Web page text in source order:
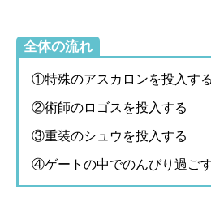
全体の流れ
①特殊のアスカロンを投入する
②術師のロゴスを投入する
③重装のシュウを投入する
④ゲートの中でのんびり過ご